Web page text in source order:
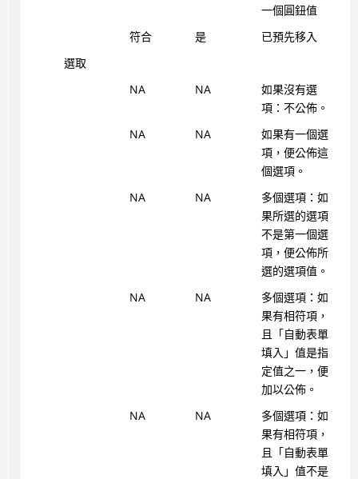
一個圓鈕值
符合
是
已預先移入
選取
NA
NA
如果沒有選
項：不公佈。
NA
NA
如果有一個選
項，便公佈這
個選項。
NA
NA
多個選項：如
果所選的選項
不是第一個選
項，便公佈所
選的選項值。
NA
NA
多個選項：如
果有相符項，
且「自動表單
填入」值是指
定值之一，便
加以公佈。
NA
NA
多個選項：如
果有相符項，
且「自動表單
填入」值不是